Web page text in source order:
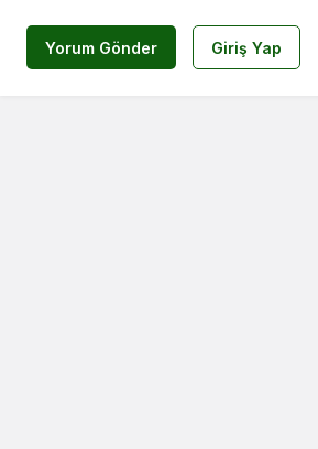
Yorum Gönder Giriş Yap